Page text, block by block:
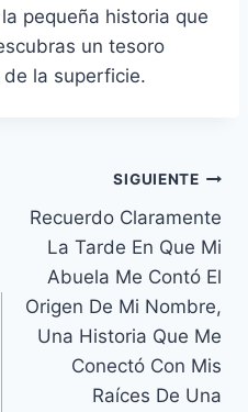
pequeña historia que
un tesoro
la superficie.
SIGUIENTE
Recuerdo Claramente
La Tarde En Que Mi
Abuela Me Contó El
Origen De Mi Nombre,
Una Historia Que Me
Conectó Con Mis
Raíces De Una